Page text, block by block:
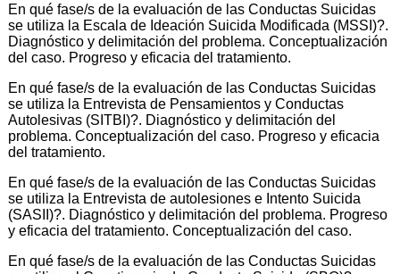
En qué fase/s de la evaluación de las Conductas Suicidas
se utiliza la Escala de Ideación Suicida Modificada (MSSI)?.
Diagnóstico y delimitación del problema. Conceptualización
del caso. Progreso y eficacia del tratamiento.
En qué fase/s de la evaluación de las Conductas Suicidas
se utiliza la Entrevista de Pensamientos y Conductas
Autolesivas (SITBI)?. Diagnóstico y delimitación del
problema. Conceptualización del caso. Progreso y eficacia
del tratamiento.
En qué fase/s de la evaluación de las Conductas Suicidas
se utiliza la Entrevista de autolesiones e Intento Suicida
(SASII)?. Diagnóstico y delimitación del problema. Progreso
y eficacia del tratamiento. Conceptualización del caso.
En qué fase/s de la evaluación de las Conductas Suicidas